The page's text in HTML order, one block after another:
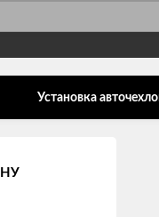
Установка